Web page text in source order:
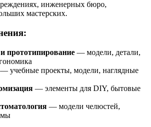
инженерных бюро,
мастерских.
прототипирование — модели, детали,
— учебные проекты, модели, наглядные
— элементы для DIY, бытовые
— модели челюстей,